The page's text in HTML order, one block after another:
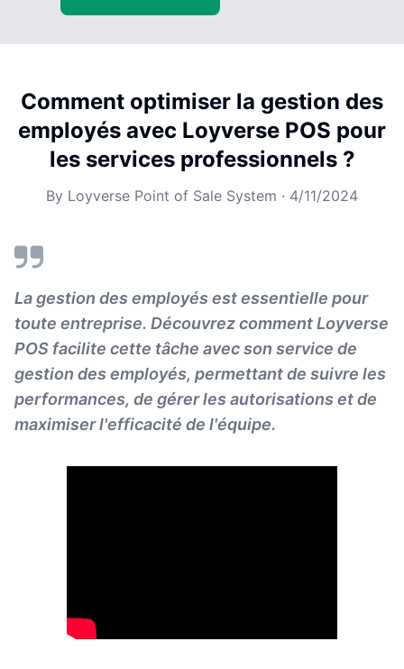
Comment optimiser la gestion des
employés avec Loyverse POS pour
les services professionnels ?
By Loyverse Point of Sale System · 4/11/2024
La gestion des employés est essentielle pour
toute entreprise. Découvrez comment Loyverse
POS facilite cette tâche avec son service de
gestion des employés, permettant de suivre les
performances, de gérer les autorisations et de
maximiser l'efficacité de l'équipe.